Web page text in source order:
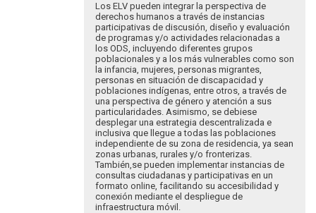
Los ELV pueden integrar la perspectiva de
derechos humanos a través de instancias
participativas de discusión, diseño y evaluación
de programas y/o actividades relacionadas a
los ODS, incluyendo diferentes grupos
poblacionales y a los más vulnerables como son
la infancia, mujeres, personas migrantes,
personas en situación de discapacidad y
poblaciones indígenas, entre otros, a través de
una perspectiva de género y atención a sus
particularidades. Asimismo, se debiese
desplegar una estrategia descentralizada e
inclusiva que llegue a todas las poblaciones
independiente de su zona de residencia, ya sean
zonas urbanas, rurales y/o fronterizas.
También,se pueden implementar instancias de
consultas ciudadanas y participativas en un
formato online, facilitando su accesibilidad y
conexión mediante el despliegue de
infraestructura móvil.